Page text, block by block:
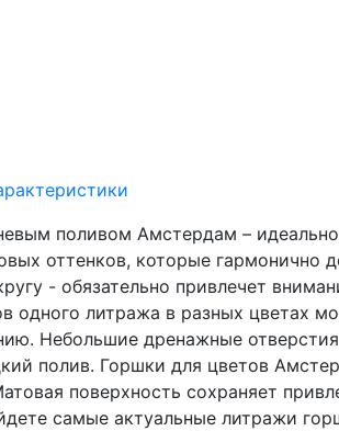
поливом Амстердам –
оттенков, которые гармонично
- обязательно привлечет
одного литража в разных цветах
Небольшие дренажные
полив. Горшки для цветов
поверхность сохраняет
самые актуальные литражи